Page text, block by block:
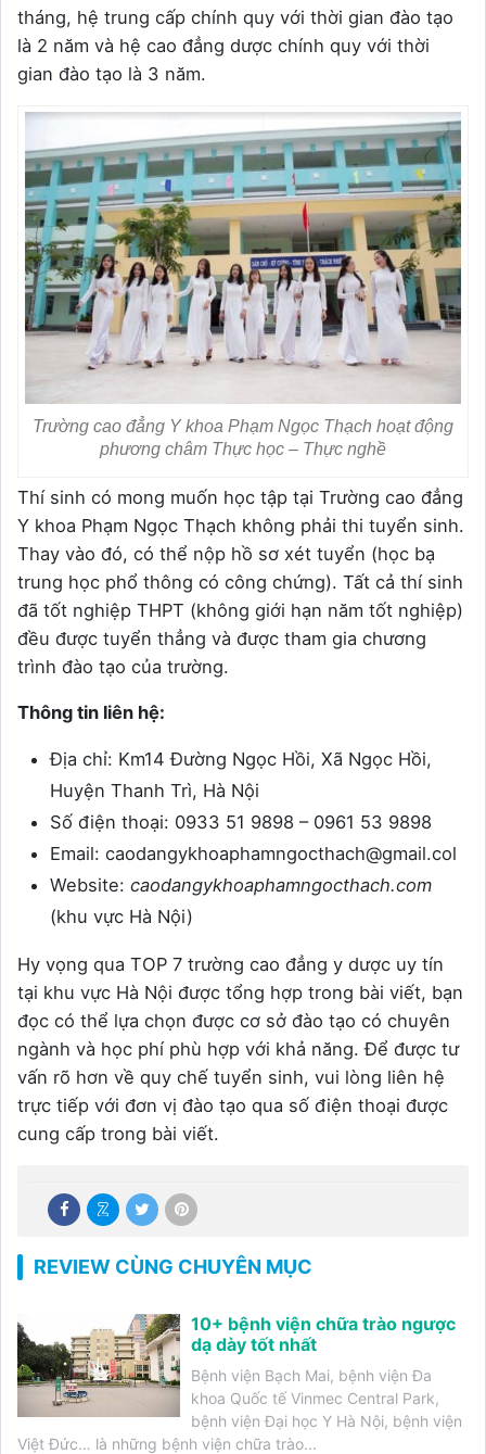
tháng, hệ trung cấp chính quy với thời gian đào tạo
là 2 năm và hệ cao đẳng dược chính quy với thời
gian đào tạo là 3 năm.
Trường cao đẳng Y khoa Phạm Ngọc Thạch hoạt động
phương châm Thực học – Thực nghề
Thí sinh có mong muốn học tập tại Trường cao đẳng
Y khoa Phạm Ngọc Thạch không phải thi tuyển sinh.
Thay vào đó, có thể nộp hồ sơ xét tuyển (học bạ
trung học phổ thông có công chứng). Tất cả thí sinh
đã tốt nghiệp THPT (không giới hạn năm tốt nghiệp)
đều được tuyển thẳng và được tham gia chương
trình đào tạo của trường.
Thông tin liên hệ:
Địa chỉ: Km14 Đường Ngọc Hồi, Xã Ngọc Hồi,
Huyện Thanh Trì, Hà Nội
Số điện thoại: 0933 51 9898 – 0961 53 9898
Email: caodangykhoaphamngocthach@gmail.col
Website: caodangykhoaphamngocthach.com
(khu vực Hà Nội)
Hy vọng qua TOP 7 trường cao đẳng y dược uy tín
tại khu vực Hà Nội được tổng hợp trong bài viết, bạn
đọc có thể lựa chọn được cơ sở đào tạo có chuyên
ngành và học phí phù hợp với khả năng. Để được tư
vấn rõ hơn về quy chế tuyển sinh, vui lòng liên hệ
trực tiếp với đơn vị đào tạo qua số điện thoại được
cung cấp trong bài viết.
REVIEW CÙNG CHUYÊN MỤC
10+ bệnh viện chữa trào ngược
dạ dày tốt nhất
Bệnh viện Bạch Mai, bệnh viện Đa
khoa Quốc tế Vinmec Central Park,
bệnh viện Đại học Y Hà Nội, bệnh viện
Việt Đức… là những bệnh viện chữa trào...